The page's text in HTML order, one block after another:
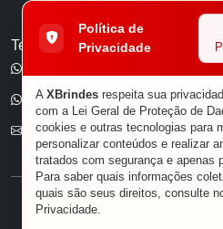
Telefones
(11) 96585-7462
E-mail
®
Política de
Privacidade
A XBrindes respeita sua
com a Lei Geral de Proteção de
cookies e outras tecnologias para
personalizar conteúdos e realizar
tratados com segurança e apenas
Para saber quais informações
quais são seus direitos, consulte
Privacidade.